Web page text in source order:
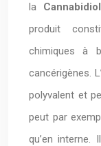
la Cannabidiol
produit
chimiques à
cancérigènes.
polyvalent et
peut par
qu’en